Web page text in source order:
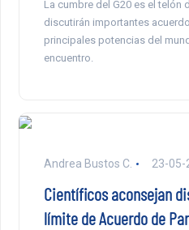
La cumbre del G20 es el telón
discutirán importantes
principales potencias del
encuentro.
Andrea Bustos C. 23-05-
Científicos aconsejan
límite de Acuerdo de